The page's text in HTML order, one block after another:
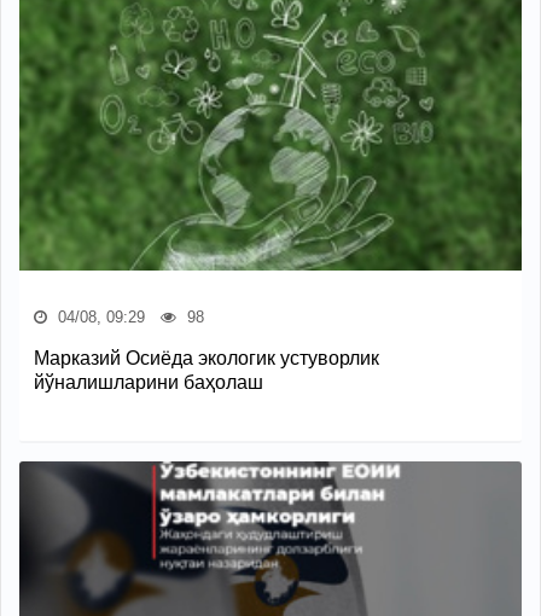
04/08, 09:29 98
Марказий Осиёда экологик устуворлик
йўналишларини баҳолаш